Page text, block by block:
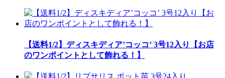
【送料1/2】ディスキディア’コッコ’ 3号12入り【お店
のワンポイントとして飾れる！】